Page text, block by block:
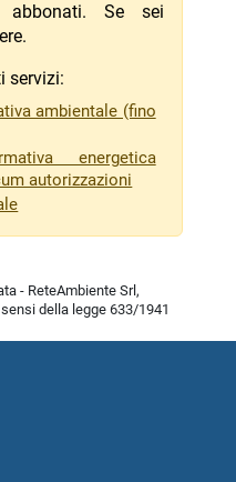
abbonati. Se sei
servizi:
ambientale (fino
energetica
autorizzazioni
- ReteAmbiente Srl,
della legge 633/1941